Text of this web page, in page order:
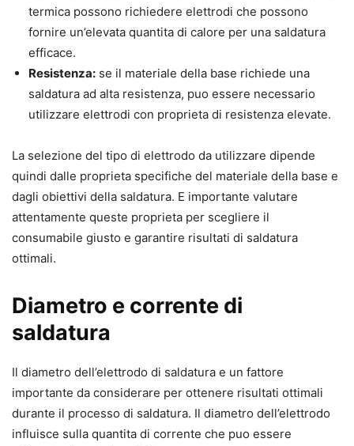
termica possono richiedere elettrodi che possono
fornire un’elevata quantita di calore per una saldatura
efficace.
Resistenza: se il materiale della base richiede una
saldatura ad alta resistenza, puo essere necessario
utilizzare elettrodi con proprieta di resistenza elevate.
La selezione del tipo di elettrodo da utilizzare dipende
quindi dalle proprieta specifiche del materiale della base e
dagli obiettivi della saldatura. E importante valutare
attentamente queste proprieta per scegliere il
consumabile giusto e garantire risultati di saldatura
ottimali.
Diametro e corrente di
saldatura
Il diametro dell’elettrodo di saldatura e un fattore
importante da considerare per ottenere risultati ottimali
durante il processo di saldatura. Il diametro dell’elettrodo
influisce sulla quantita di corrente che puo essere